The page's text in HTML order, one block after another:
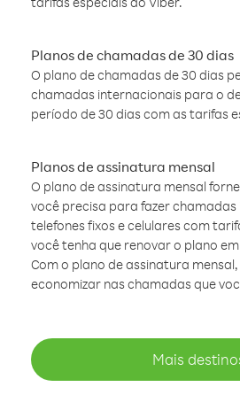
Planos de chamadas de 30 dias
O plano de chamadas de 30 dias
chamadas internacionais para o
período de 30 dias com as tarifas
Planos de assinatura mensal
O plano de assinatura mensal
você precisa para fazer
telefones fixos e celulares com
você tenha que renovar o plano
Com o plano de assinatura
economizar nas chamadas que
Mais